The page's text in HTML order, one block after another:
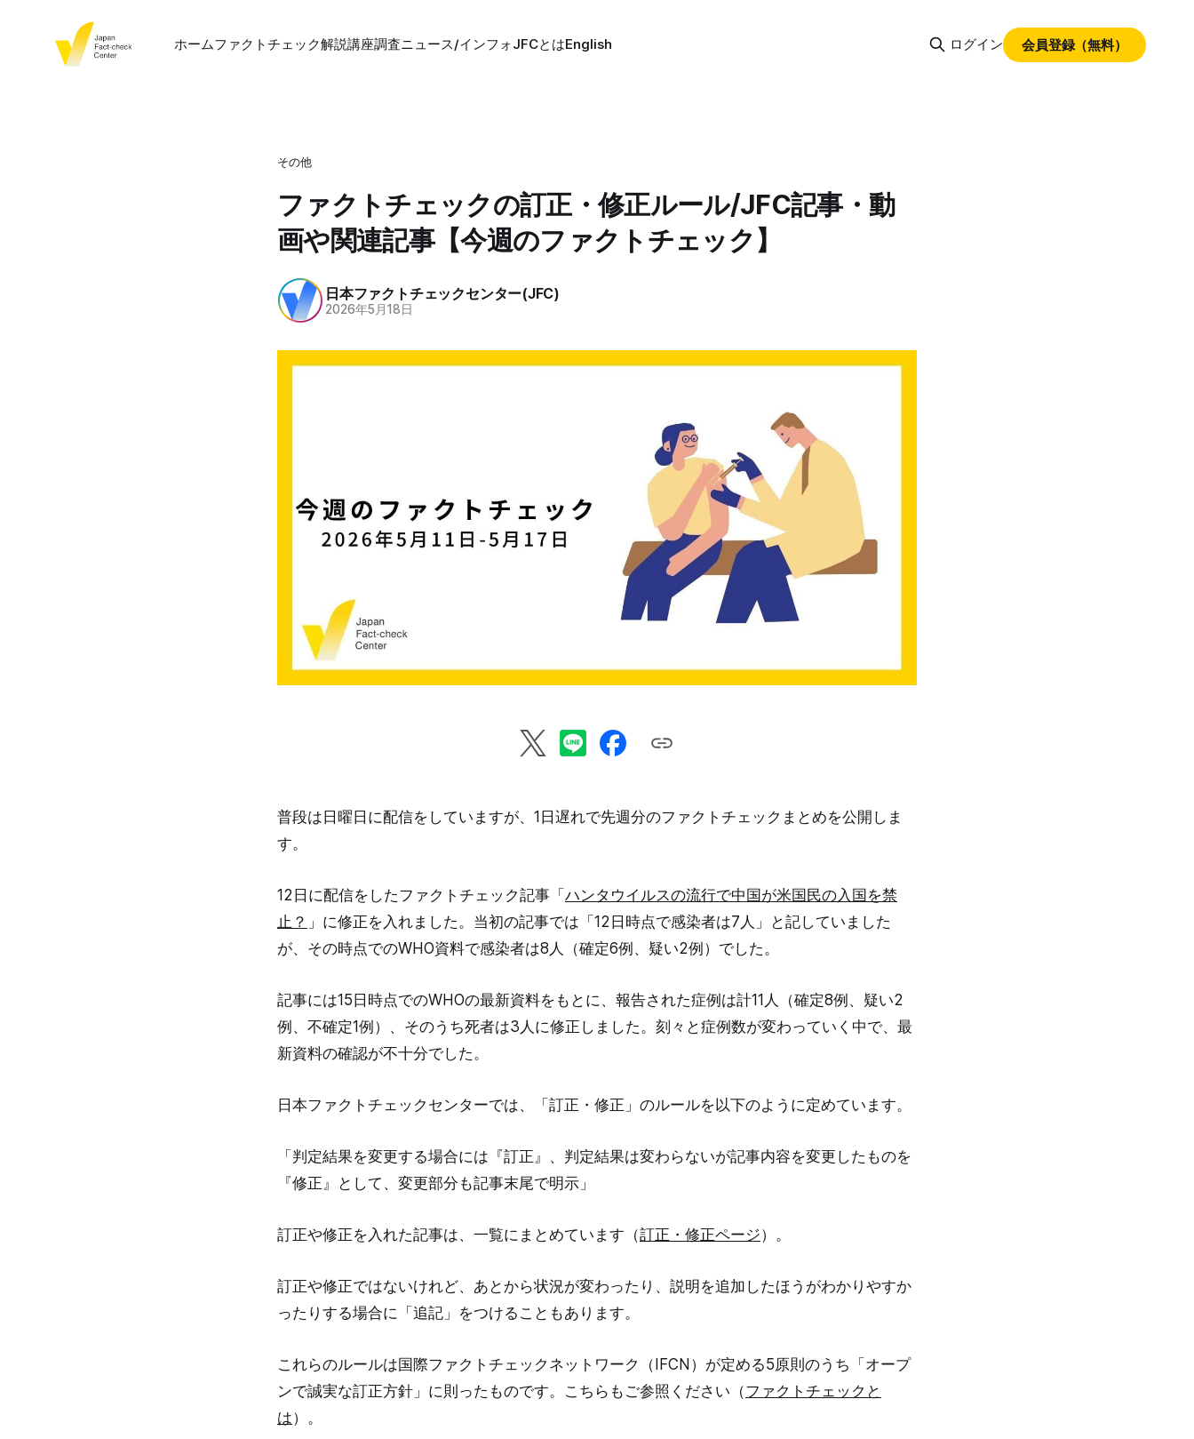
ホームファクトチェック解説講座調査ニュース/インフォJFCとはEnglish ログイン 会員登録（無料）
その他
ファクトチェックの訂正・修正ルール/JFC記事・動
画や関連記事【今週のファクトチェック】
日本ファクトチェックセンター(JFC)
2026年5月18日
普段は日曜日に配信をしていますが、1日遅れで先週分のファクトチェックまとめを公開しま
す。
12日に配信をしたファクトチェック記事「ハンタウイルスの流行で中国が米国民の入国を禁
止？ 」に修正を入れました。当初の記事では「12日時点で感染者は7人」と記していました
が、その時点でのWHO資料で感染者は8人（確定6例、疑い2例）でした。
記事には15日時点でのWHOの最新資料をもとに、報告された症例は計11人（確定8例、疑い2
例、不確定1例）、そのうち死者は3人に修正しました。刻々と症例数が変わっていく中で、最
新資料の確認が不十分でした。
日本ファクトチェックセンターでは、「訂正・修正」のルールを以下のように定めています。
「判定結果を変更する場合には『訂正』、判定結果は変わらないが記事内容を変更したものを
『修正』として、変更部分も記事末尾で明示」
訂正や修正を入れた記事は、一覧にまとめています（訂正・修正ページ）。
訂正や修正ではないけれど、あとから状況が変わったり、説明を追加したほうがわかりやすか
ったりする場合に「追記」をつけることもあります。
これらのルールは国際ファクトチェックネットワーク（IFCN）が定める5原則のうち「オープ
ンで誠実な訂正方針」に則ったものです。こちらもご参照ください（ファクトチェックと
は）。